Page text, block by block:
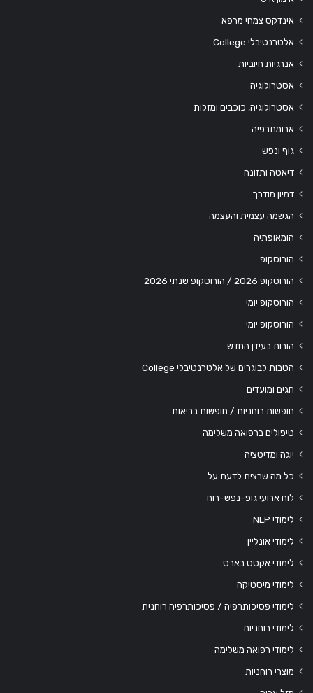
אינדקס צמחי מרפא
אלטרנטיבלי College
אנרגיות חיוביות
אסטרולוגיה
אסטרולוגיה, כוכבים ומזלות
ארומתרפיה
גוף ונפש
דיאטה ותזונה
דמיון מודרך
הגשמה עצמית והעצמה
הומאופתיה
הורוסקופ
הורוסקופ 2026 / הורוסקופ שנתי 2026
הורוסקופ יומי
הורוסקופ יומי
הורות בעידן החדש
הטבות לבוגרים של אלטרנטיבלי College
חגים ומועדים
חופשות רוחניות / חופשות בריאות
טיפולים ברפואה משלימה
יוגה ומדיטציה
כל מה שרצית לדעת על…
לוח ארועי גופ-נפש-רוח
לימודי NLP
לימודי אונליין
לימודי אקסס בארס
לימודי מיסטיקה
לימודי פסיכותרפיה / פסיכותרפיה רוחנית
לימודי רוחניות
לימודי רפואה משלימה
מוצרי רוחניות